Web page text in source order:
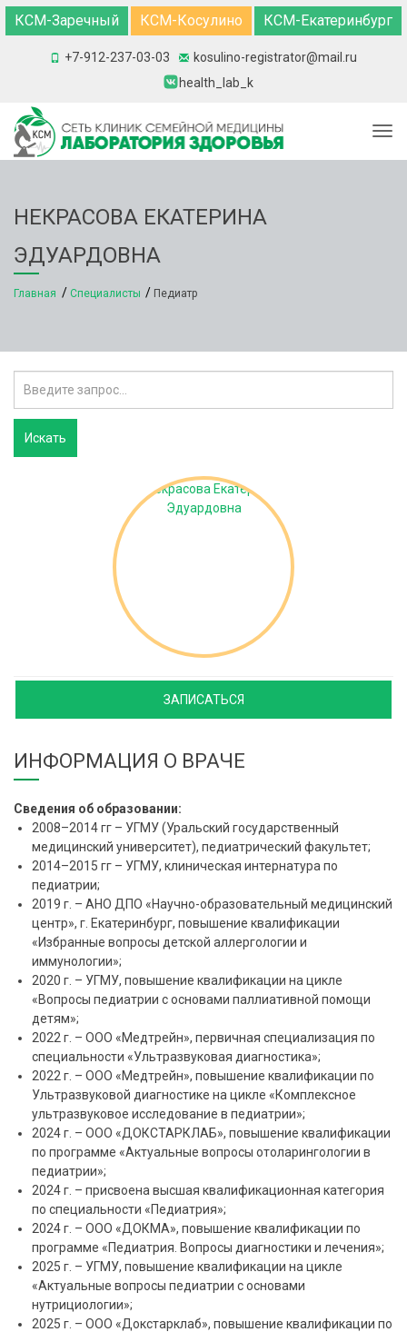
КСМ-Заречный КСМ-Косулино КСМ-Екатеринбург
+7-912-237-03-03
kosulino-registrator@mail.ru
health_lab_k
НЕКРАСОВА ЕКАТЕРИНА
ЭДУАРДОВНА
Главная Специалисты Педиатр
ЗАПИСАТЬСЯ
ИНФОРМАЦИЯ О ВРАЧЕ
Сведения об образовании:
2008–2014 гг – УГМУ (Уральский государственный
медицинский университет), педиатрический факультет;
2014–2015 гг – УГМУ, клиническая интернатура по
педиатрии;
2019 г. – АНО ДПО «Научно-образовательный медицинский
центр», г. Екатеринбург, повышение квалификации
«Избранные вопросы детской аллергологии и
иммунологии»;
2020 г. – УГМУ, повышение квалификации на цикле
«Вопросы педиатрии с основами паллиативной помощи
детям»;
2022 г. – ООО «Медтрейн», первичная специализация по
специальности «Ультразвуковая диагностика»;
2022 г. – ООО «Медтрейн», повышение квалификации по
Ультразвуковой диагностике на цикле «Комплексное
ультразвуковое исследование в педиатрии»;
2024 г. – ООО «ДОКСТАРКЛАБ», повышение квалификации
по программе «Актуальные вопросы отоларингологии в
педиатрии»;
2024 г. – присвоена высшая квалификационная категория
по специальности «Педиатрия»;
2024 г. – ООО «ДОКМА», повышение квалификации по
программе «Педиатрия. Вопросы диагностики и лечения»;
2025 г. – УГМУ, повышение квалификации на цикле
«Актуальные вопросы педиатрии с основами
нутрициологии»;
2025 г. – ООО «Докстарклаб», повышение квалификации по